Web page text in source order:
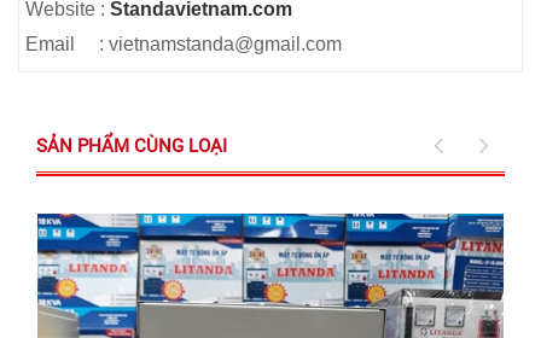
Website : Standavietnam.com
Email : vietnamstanda@gmail.com
SẢN PHẨM CÙNG LOẠI